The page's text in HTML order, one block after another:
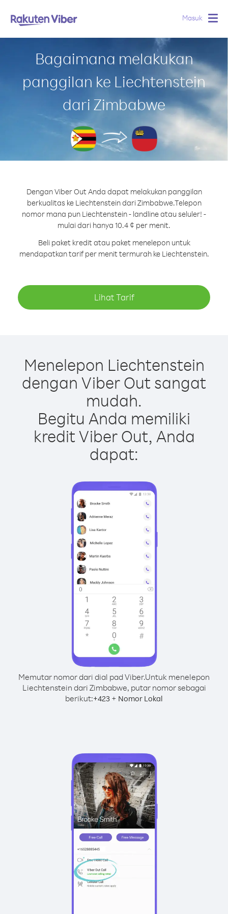
Masuk
Bagaimana melakukan
panggilan ke Liechtenstein
dari Zimbabwe
Dengan Viber Out Anda dapat melakukan panggilan
berkualitas ke Liechtenstein dari Zimbabwe.Telepon
nomor mana pun Liechtenstein - landline atau seluler! -
mulai dari hanya 10.4 ¢ per menit.
Beli paket kredit atau paket menelepon untuk
mendapatkan tarif per menit termurah ke Liechtenstein.
Lihat Tarif
Menelepon Liechtenstein
dengan Viber Out sangat
mudah.
Begitu Anda memiliki
kredit Viber Out, Anda
dapat:
Memutar nomor dari dial pad Viber.Untuk menelepon
Liechtenstein dari Zimbabwe, putar nomor sebagai
berikut:+423 + Nomor Lokal